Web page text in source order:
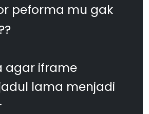
peforma mu gak
agar iframe
lama menjadi